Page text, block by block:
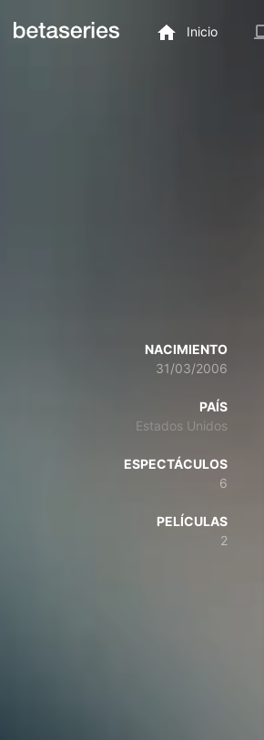
Inicio
NACIMIENTO
31/03/2006
PAÍS
Estados Unidos
ESPECTÁCULOS
6
PELÍCULAS
2